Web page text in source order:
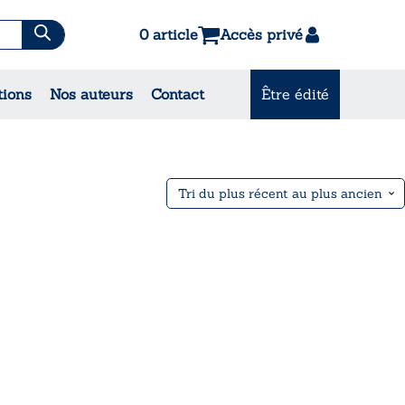
0 article Accès privé
Nos auteurs Contact Être édité
& Contes